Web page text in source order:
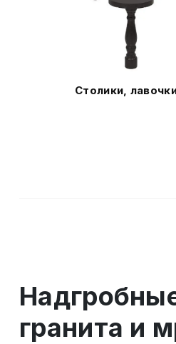
Столики,
гранита и